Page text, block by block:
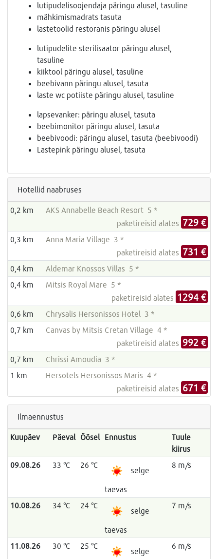
lutipudelisoojendaja päringu alusel, tasuline
mähkimismadrats tasuta
lastetoolid restoranis päringu alusel
lutipudelite sterilisaator päringu alusel,
tasuline
kiiktool päringu alusel, tasuline
beebivann päringu alusel, tasuta
laste wc potiiste päringu alusel, tasuline
lapsevanker: päringu alusel, tasuta
beebimonitor päringu alusel, tasuta
beebivoodi: päringu alusel, tasuta (beebivoodi)
Lastepink päringu alusel, tasuta
Hotellid naabruses
0,2 km
AKS Annabelle Beach Resort 5 *
paketireisid alates 729 €
0,3 km
Anna Maria Village 3 *
paketireisid alates 731 €
0,4 km
Aldemar Knossos Villas 5 *
0,4 km
Mitsis Royal Mare 5 *
paketireisid alates 1294 €
0,6 km
Chrysalis Hersonissos Hotel 3 *
0,7 km
Canvas by Mitsis Cretan Village 4 *
paketireisid alates 992 €
0,7 km
Chrissi Amoudia 3 *
1 km
Hersotels Hersonissos Maris 4 *
paketireisid alates 671 €
Ilmaennustus
Kuupäev Päeval Öösel Ennustus
Tuule
kiirus
09.08.26
33 °C 26 °C
selge
taevas
8 m/s
10.08.26 34 °C 24 °C
selge
taevas
7 m/s
11.08.26 30 °C 25 °C
selge
6 m/s